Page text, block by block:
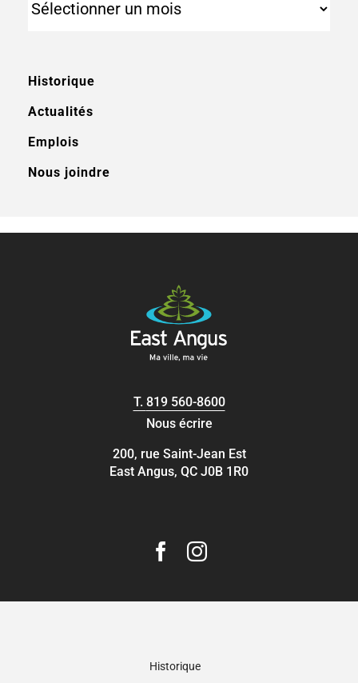
Historique
Actualités
Emplois
Nous joindre
T. 819 560-8600
Nous écrire
200, rue Saint-Jean Est
East Angus, QC J0B 1R0
Historique